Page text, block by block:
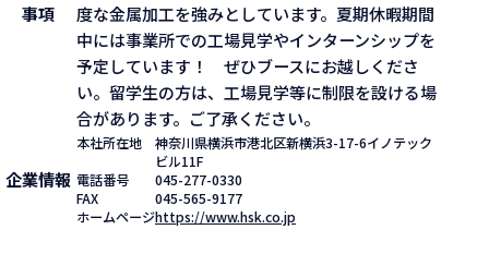
事項
度な金属加工を強みとしています。夏期休暇期間
中には事業所での工場見学やインターンシップを
予定しています！ ぜひブースにお越しくださ
い。留学生の方は、工場見学等に制限を設ける場
合があります。ご了承ください。
企業情報
本社所在地
神奈川県横浜市港北区新横浜3-17-6イノテック
ビル11F
電話番号
045-277-0330
FAX
045-565-9177
ホームページhttps://www.hsk.co.jp